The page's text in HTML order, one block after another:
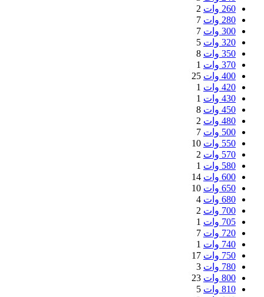
260 وات
2
280 وات
7
300 وات
7
320 وات
5
350 وات
8
370 وات
1
400 وات
25
420 وات
1
430 وات
1
450 وات
8
480 وات
2
500 وات
7
550 وات
10
570 وات
2
580 وات
1
600 وات
14
650 وات
10
680 وات
4
700 وات
2
705 وات
1
720 وات
7
740 وات
1
750 وات
17
780 وات
3
800 وات
23
810 وات
5